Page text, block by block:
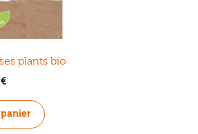
plants bio
€